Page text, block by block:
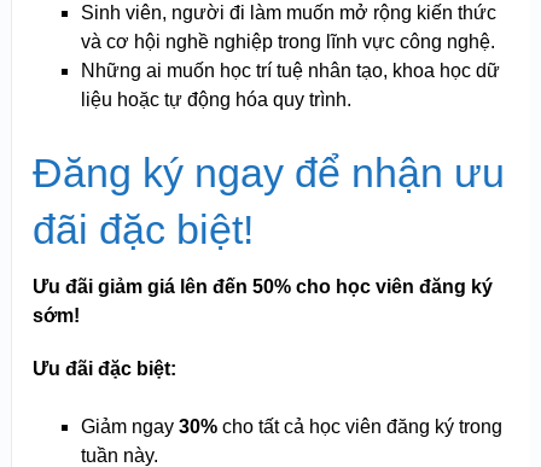
Sinh viên, người đi làm muốn mở rộng kiến thức
và cơ hội nghề nghiệp trong lĩnh vực công nghệ.
Những ai muốn học trí tuệ nhân tạo, khoa học dữ
liệu hoặc tự động hóa quy trình.
Đăng ký ngay để nhận ưu
đãi đặc biệt!
Ưu đãi giảm giá lên đến 50% cho học viên đăng ký
sớm!
Ưu đãi đặc biệt:
Giảm ngay 30%cho tất cả học viên đăng ký trong
tuần này.